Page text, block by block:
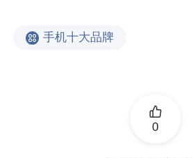
手机十大品牌
0